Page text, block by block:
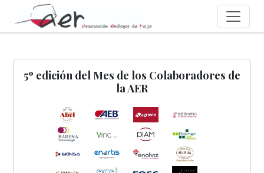
5º edición del Mes de los Colaboradores de
la AER